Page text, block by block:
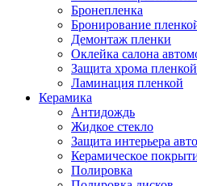
Бронепленка
Бронирование
Демонтаж пленки
Оклейка салона
Защита хрома пленкой
Ламинация пленкой
Керамика
Антидождь
Жидкое стекло
Защита интерьера авто
Керамическое
Полировка